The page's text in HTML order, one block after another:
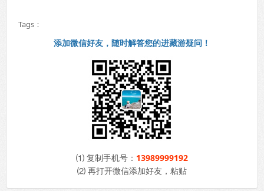
Tags：
添加微信好友，随时解答您的进藏游疑问！
⑴ 复制手机号： 13989999192
⑵ 再打开微信添加好友，粘贴